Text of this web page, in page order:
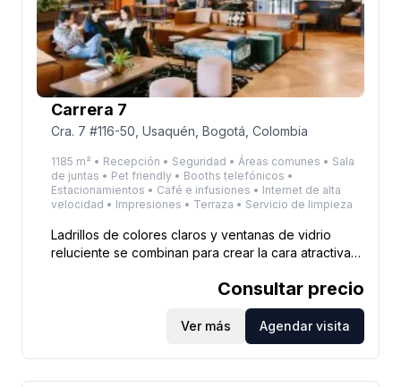
disfrute de un almuerzo con los clientes en el
favorito local, Abasto. Además, la proximidad al
Distrito Central de Negocios de Bogotá le ayuda a
ampliar su red de forma natural. Si está listo para
llevar su negocio al siguiente nivel, instale su oficina
en Calle 81 #11-08 hoy.
Carrera 7
Cra. 7 #116-50, Usaquén, Bogotá, Colombia
1185 m² • Recepción • Seguridad • Áreas comunes • Sala
de juntas • Pet friendly • Booths telefónicos •
Estacionamientos • Café e infusiones • Internet de alta
velocidad • Impresiones • Terraza • Servicio de limpieza
Ladrillos de colores claros y ventanas de vidrio
reluciente se combinan para crear la cara atractiva
Usaquén. Ubicado en el vibrante centro de
negocios del norte de Bogotá, este espacio lo ubica
entre empresas como Samsung, Bank of America,
SAP, P&G y Korn Ferry, y da la bienvenida a
empresas de todos los tamaños y de cualquier
industria. Su conveniencia es innegable. La mayoría
Consultar precio
Ver más Agendar visita